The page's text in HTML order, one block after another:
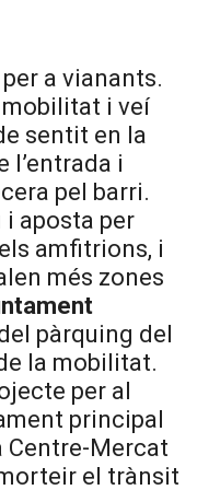
a vianants.
i veí
sentit en la
l’entrada i
pel barri.
aposta per
amfitrions, i
més zones
pàrquing del
la mobilitat.
per al
principal
Centre-Mercat
el trànsit